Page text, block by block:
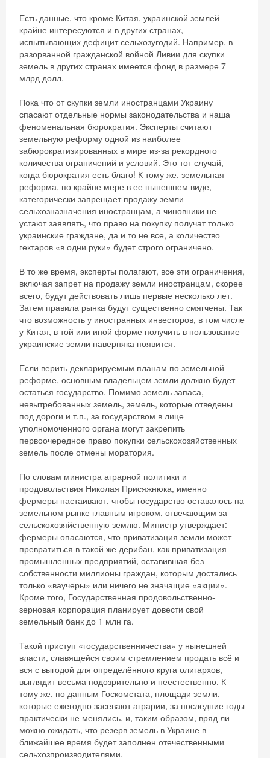
Есть данные, что кроме Китая, украинской землей
крайне интересуются и в других странах,
испытывающих дефицит сельхозугодий. Например, в
разорванной гражданской войной Ливии для скупки
земель в других странах имеется фонд в размере 7
млрд долл.
Пока что от скупки земли иностранцами Украину
спасают отдельные нормы законодательства и наша
феноменальная бюрократия. Эксперты считают
земельную реформу одной из наиболее
забюрократизированных в мире из-за рекордного
количества ограничений и условий. Это тот случай,
когда бюрократия есть благо! К тому же, земельная
реформа, по крайне мере в ее нынешнем виде,
категорически запрещает продажу земли
сельхозназначения иностранцам, а чиновники не
устают заявлять, что право на покупку получат только
украинские граждане, да и то не все, а количество
гектаров «в одни руки» будет строго ограничено.
В то же время, эксперты полагают, все эти ограничения,
включая запрет на продажу земли иностранцам, скорее
всего, будут действовать лишь первые несколько лет.
Затем правила рынка будут существенно смягчены. Так
что возможность у иностранных инвесторов, в том числе
у Китая, в той или иной форме получить в пользование
украинские земли наверняка появится.
Если верить декларируемым планам по земельной
реформе, основным владельцем земли должно будет
остаться государство. Помимо земель запаса,
невытребованных земель, земель, которые отведены
под дороги и т.п., за государством в лице
уполномоченного органа могут закрепить
первоочередное право покупки сельскохозяйственных
земель после отмены моратория.
По словам министра аграрной политики и
продовольствия Николая Присяжнюка, именно
фермеры настаивают, чтобы государство оставалось на
земельном рынке главным игроком, отвечающим за
сельскохозяйственную землю. Министр утверждает:
фермеры опасаются, что приватизация земли может
превратиться в такой же дерибан, как приватизация
промышленных предприятий, оставившая без
собственности миллионы граждан, которым достались
только «ваучеры» или ничего не значащие «акции».
Кроме того, Государственная продовольственно-
зерновая корпорация планирует довести свой
земельный банк до 1 млн га.
Такой приступ «государственничества» у нынешней
власти, славящейся своим стремлением продать всё и
вся с выгодой для определённого круга олигархов,
выглядит весьма подозрительно и неестественно. К
тому же, по данным Госкомстата, площади земли,
которые ежегодно засевают аграрии, за последние годы
практически не менялись, и, таким образом, вряд ли
можно ожидать, что резерв земель в Украине в
ближайшее время будет заполнен отечественными
сельхозпроизводителями.